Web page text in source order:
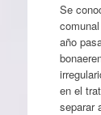
Se
año
en el
separar